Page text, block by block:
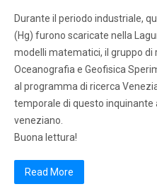
Durante il periodo industriale,
(Hg) furono scaricate nella
modelli matematici, il gruppo di
Oceanografia e Geofisica
al programma di ricerca
temporale di questo inquinante
veneziano.
Buona lettura!
Read More